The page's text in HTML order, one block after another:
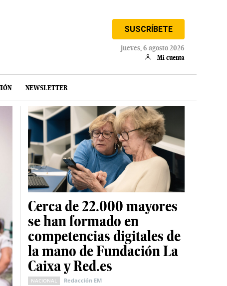
SUSCRÍBETE
jueves, 6 agosto 2026
Mi cuenta
NEWSLETTER
Cerca de 22.000 mayores
se han formado en
competencias digitales de
la mano de Fundación La
Caixa y Red.es
NACIONAL Redacción EM